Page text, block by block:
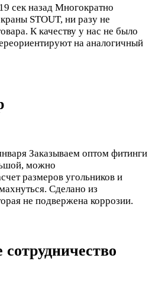
сек назад Многократно
STOUT, ни разу не
К качеству у нас не было
на аналогичный
Заказываем оптом фитинги
можно
размеров угольников и
Сделано из
не подвержена коррозии.